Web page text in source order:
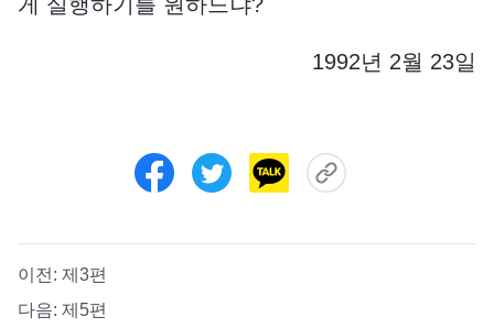
1992년 2월 23일
이전: 제3편
다음: 제5편